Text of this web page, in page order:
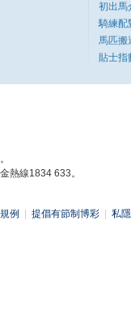
初出馬
騎練配
馬匹搬
貼士指
熱線1834 633。
規例 提倡有節制博彩 私